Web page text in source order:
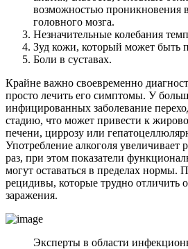
возможностью проникновения
головного мозга.
Незначительные колебания
Зуд кожи, который может быть
Боли в суставах.
Крайне важно своевременно
просто лечить его симптомы. У
инфицированных заболевание
стадию, что может привести к
печени, циррозу или
Употребление алкоголя увеличивает
раз, при этом показатели
могут оставаться в пределах нормы.
рецидивы, которые трудно отличить
заражения.
Эксперты в области